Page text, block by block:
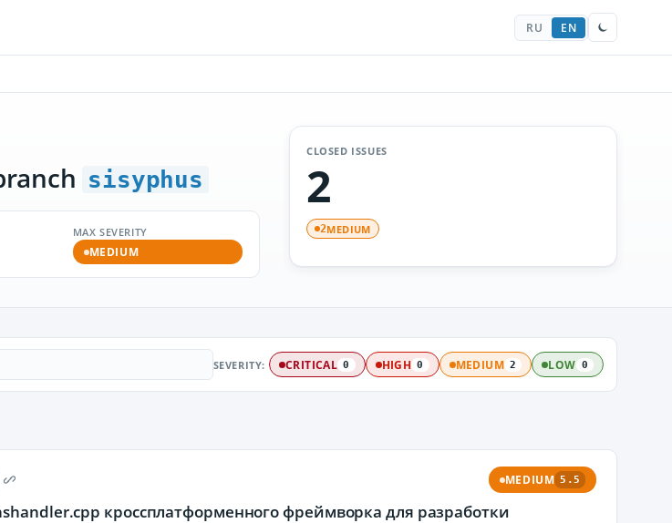
RU EN
sisyphus
MAX SEVERITY
MEDIUM
CLOSED ISSUES
2
2MEDIUM
SEVERITY: CRITICAL 0 HIGH 0 MEDIUM 2 LOW 0
MEDIUM 5.5
кроссплатформенного фреймворка для разработки